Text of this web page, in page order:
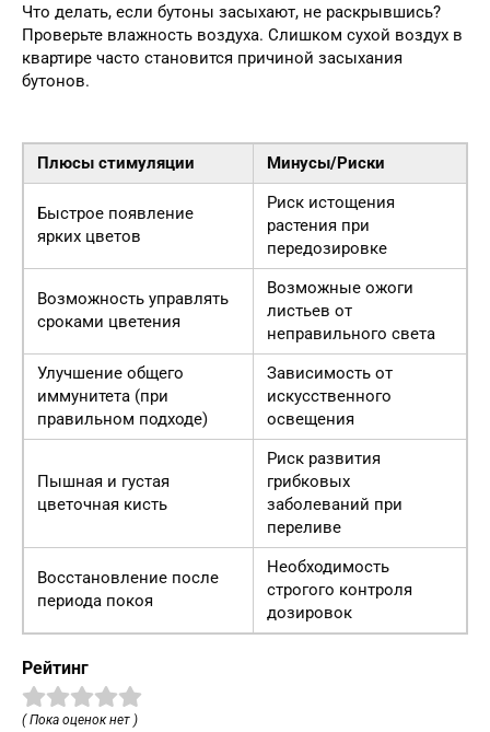
Что делать, если бутоны засыхают, не раскрывшись?
Проверьте влажность воздуха. Слишком сухой воздух в
квартире часто становится причиной засыхания
бутонов.
Плюсы стимуляции Минусы/Риски
Быстрое появление
ярких цветов
Риск истощения
растения при
передозировке
Возможность управлять
сроками цветения
Возможные ожоги
листьев от
неправильного света
Улучшение общего
иммунитета (при
правильном подходе)
Зависимость от
искусственного
освещения
Пышная и густая
цветочная кисть
Риск развития
грибковых
заболеваний при
переливе
Восстановление после
периода покоя
Необходимость
строгого контроля
дозировок
Рейтинг
( Пока оценок нет )